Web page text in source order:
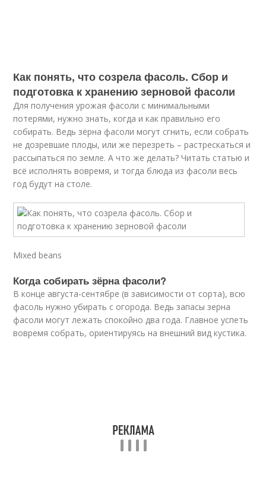
Как понять, что созрела фасоль. Сбор и
подготовка к хранению зерновой фасоли
Для получения урожая фасоли с минимальными
потерями, нужно знать, когда и как правильно его
собирать. Ведь зёрна фасоли могут сгнить, если собрать
не дозревшие плоды, или же перезреть – растрескаться и
рассыпаться по земле. А что же делать? Читать статью и
всё исполнять вовремя, и тогда блюда из фасоли весь
год будут на столе.
Mixed beans
Когда собирать зёрна фасоли?
В конце августа-сентябре (в зависимости от сорта), всю
фасоль нужно убирать с огорода. Ведь запасы зерна
фасоли могут лежать спокойно два года. Главное успеть
вовремя собрать, ориентируясь на внешний вид кустика.